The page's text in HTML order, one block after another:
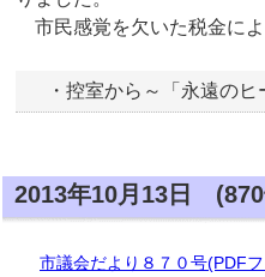
市民感覚を欠いた税金に
・控室から～「永遠の
2013年10月13日
市議会だより８７０号(PDF